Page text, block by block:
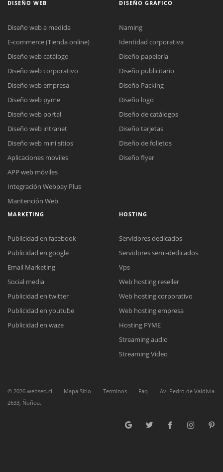
Reunión online
Nuestros ejecutivos le enviarán un correo electrónico con el enlace a
Meet para la reunión online.
Cotización
Complete el formulario y nos contactaremos a la brevedad.
Chat Online
para enviarnos un correo electrónico con sus datos personales.
DISEÑO WEB
Diseño web a medida
E-commerce (Tienda online)
Diseño web catálogo
Diseño web corporativo
Diseño web empresa
Diseño web pyme
Diseño web portal
Diseño web intranet
Diseño web mini sitios
Aplicaciones moviles
APP web móviles
Integración Webpay Plus
Mantención Web
DISEÑO GRAFICO
Naming
Identidad corporativa
Diseño papelería
Diseño publicitario
Diseño Packing
Diseño logo
Diseño de catálogos
Diseño tarjetas
Diseño de folletos
Diseño flyer
MARKETING
Publicidad en facebook
Publicidad en google
Email Marketing
Social media
Publicidad en twitter
Publicidad en youtube
Publicidad en waze
HOSTING
Servidores dedicados
Servidores semi-dedicados
Vps
Web hosting reseller
Web hosting corporativo
Web hosting empresa
Hosting PYME
Streaming audio
Streaming Video
© 2026 webseo.cl Mapa Sitio Terminos Faq
Av. Pedro de Valdivia
2633, Ñuñoa.